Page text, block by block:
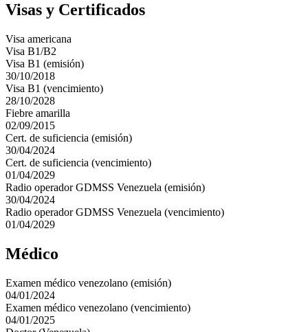
Visas y Certificados
Visa americana
Visa B1/B2
Visa B1 (emisión)
30/10/2018
Visa B1 (vencimiento)
28/10/2028
Fiebre amarilla
02/09/2015
Cert. de suficiencia (emisión)
30/04/2024
Cert. de suficiencia (vencimiento)
01/04/2029
Radio operador GDMSS Venezuela (emisión)
30/04/2024
Radio operador GDMSS Venezuela (vencimiento)
01/04/2029
Médico
Examen médico venezolano (emisión)
04/01/2024
Examen médico venezolano (vencimiento)
04/01/2025